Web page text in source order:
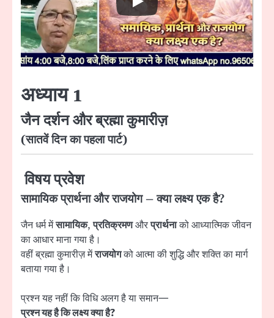
अध्याय 1
जैन दर्शन और ब्रह्मा कुमारीज़
(सातवें दिन का पहला पार्ट)
विषय प्रवेश
सामायिक प्रार्थना और राजयोग – क्या लक्ष्य एक है?
जैन धर्म मेंसामायिक,प्रतिक्रमणऔरप्रार्थनाको आध्यात्मिक जीवन
का आधार माना गया है।
वहीं ब्रह्मा कुमारीज़ मेंराजयोगको आत्मा की शुद्धि और शक्ति का मार्ग
बताया गया है।
प्रश्न यह नहीं कि विधि अलग है या समान—
प्रश्न यह है कि लक्ष्य क्या है?